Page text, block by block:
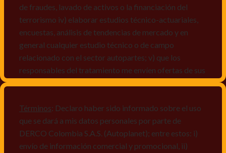
de fraudes, lavado de activos o la financiación del
terrorismo iv) elaborar estudios técnico-actuariales,
encuestas, análisis de tendencias de mercado y en
general cualquier estudio técnico o de campo
relacionado con el sector autopartes; v) que los
responsables del tratamiento me envíen ofertas de sus
mismos, vi) crear bases de datos de acuerdo a las
características y perfiles de los titulares de Datos
Personales, v) encuestas de satisfacción, vi) reportes
recall.
Términos: Declaro haber sido informado sobre el uso
que se dará a mis datos personales por parte de
DERCO Colombia S.A.S. (Autoplanet); entre estos: i)
envío de información comercial y promocional, ii)